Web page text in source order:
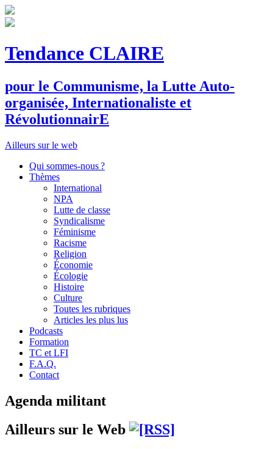
Tendance CLAIRE
pour le Communisme, la Lutte Auto-
organisée, Internationaliste et
RévolutionnairE
Ailleurs sur le web
Qui sommes-nous ?
Thèmes
International
NPA
Lutte de classe
Syndicalisme
Féminisme
Racisme
Religion
Économie
Écologie
Histoire
Culture
Toutes les rubriques
Articles les plus lus
Podcasts
Formation
TC et LFI
F.A.Q.
Contact
Agenda militant
Ailleurs sur le Web